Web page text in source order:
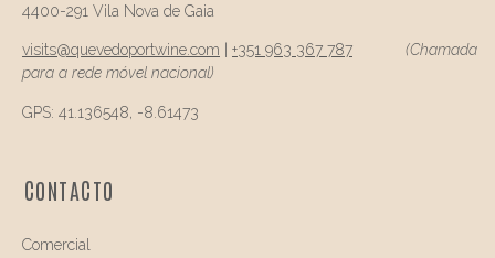
4400-291 Vila Nova de Gaia
visits@quevedoportwine.com +351 963 367 787
(Chamada
para a rede móvel nacional)
GPS: 41.136548, -8.61473
CONTACTO
Comercial